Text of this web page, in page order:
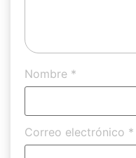
Nombre *
Correo electrónico *